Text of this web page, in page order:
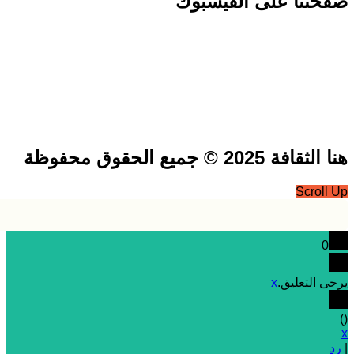
2025 © جميع الحقوق محفوظة
التعليق.x